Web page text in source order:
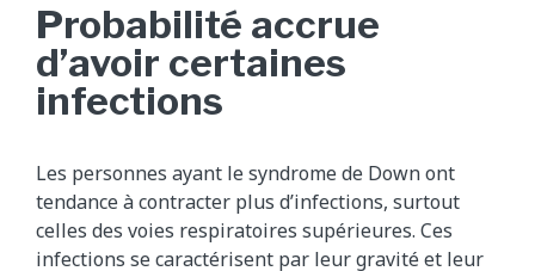
Probabilité accrue
d’avoir certaines
infections
Les personnes ayant le syndrome de Down ont
tendance à contracter plus d’infections, surtout
celles des voies respiratoires supérieures. Ces
infections se caractérisent par leur gravité et leur